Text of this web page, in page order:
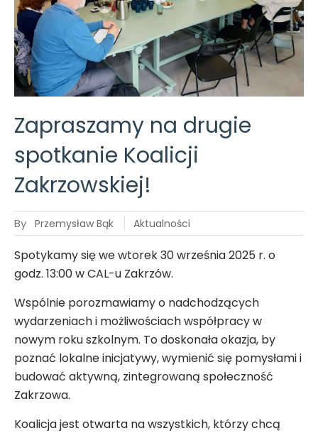
Zapraszamy na drugie
spotkanie Koalicji
Zakrzowskiej!
By Przemysław Bąk Aktualności
Spotykamy się we wtorek 30 września 2025 r. o
godz. 13:00 w CAL-u Zakrzów.
Wspólnie porozmawiamy o nadchodzących
wydarzeniach i możliwościach współpracy w
nowym roku szkolnym. To doskonała okazja, by
poznać lokalne inicjatywy, wymienić się pomysłami i
budować aktywną, zintegrowaną społeczność
Zakrzowa.
Koalicja jest otwarta na wszystkich, którzy chcą
Spotkanie
Klubu
Podróżnika
– Nowa
Zelandia
cz. I